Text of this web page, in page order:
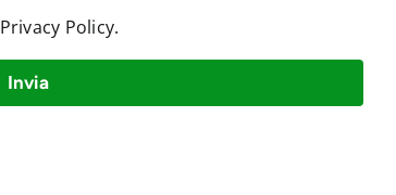
Privacy Policy.
Invia